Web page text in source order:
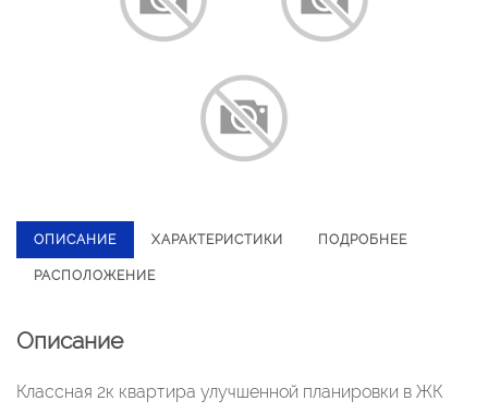
ОПИСАНИЕ ХАРАКТЕРИСТИКИ ПОДРОБНЕЕ
РАСПОЛОЖЕНИЕ
Описание
Классная 2к квартира улучшенной планировки в ЖК